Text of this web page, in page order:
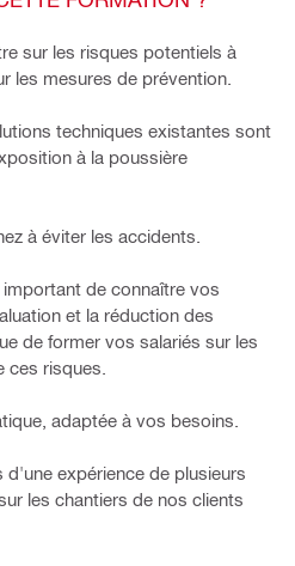
sur les risques potentiels à
les mesures de prévention.
techniques existantes sont
à la poussière
à éviter les accidents.
de connaître vos
et la réduction des
de former vos salariés sur les
risques.
adaptée à vos besoins.
expérience de plusieurs
les chantiers de nos clients